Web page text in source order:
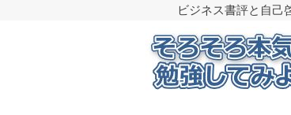
ビジネス書評と自